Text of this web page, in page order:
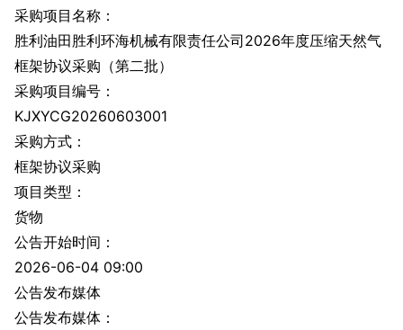
采购项目名称：
胜利油田胜利环海机械有限责任公司2026年度压缩天然气
框架协议采购（第二批）
采购项目编号：
KJXYCG20260603001
采购方式：
框架协议采购
项目类型：
货物
公告开始时间：
2026-06-04 09:00
公告发布媒体
公告发布媒体：